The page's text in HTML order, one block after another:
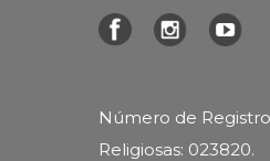
Número de
Religiosas: 023820.